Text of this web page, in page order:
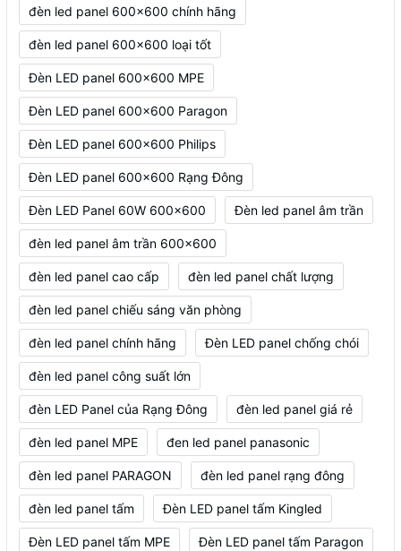
đèn led panel 600x600 chính hãng
đèn led panel 600x600 loại tốt
Đèn LED panel 600x600 MPE
Đèn LED panel 600x600 Paragon
Đèn LED panel 600x600 Philips
Đèn LED panel 600x600 Rạng Đông
Đèn LED Panel 60W 600x600 Đèn led panel âm trần
đèn led panel âm trần 600x600
đèn led panel cao cấp đèn led panel chất lượng
đèn led panel chiếu sáng văn phòng
đèn led panel chính hãng Đèn LED panel chống chói
đèn led panel công suất lớn
đèn LED Panel của Rạng Đông đèn led panel giá rẻ
đèn led panel MPE đen led panel panasonic
đèn led panel PARAGON đèn led panel rạng đông
đèn led panel tấm Đèn LED panel tấm Kingled
Đèn LED panel tấm MPE Đèn LED panel tấm Paragon